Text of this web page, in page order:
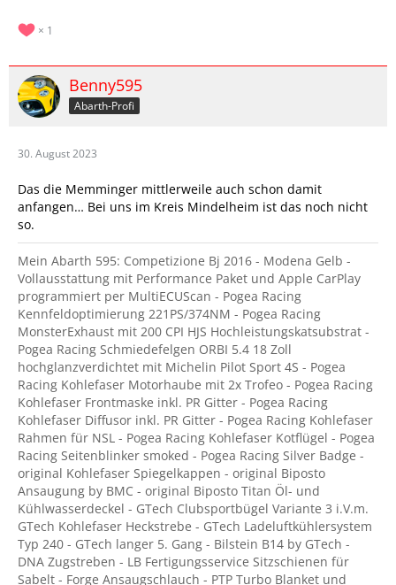
1
Benny595
Abarth-Profi
30. August 2023
Das die Memminger mittlerweile auch schon damit
anfangen… Bei uns im Kreis Mindelheim ist das noch nicht
so.
Mein Abarth 595: Competizione Bj 2016 - Modena Gelb -
Vollausstattung mit Performance Paket und Apple CarPlay
programmiert per MultiECUScan - Pogea Racing
Kennfeldoptimierung 221PS/374NM - Pogea Racing
MonsterExhaust mit 200 CPI HJS Hochleistungskatsubstrat -
Pogea Racing Schmiedefelgen ORBI 5.4 18 Zoll
hochglanzverdichtet mit Michelin Pilot Sport 4S - Pogea
Racing Kohlefaser Motorhaube mit 2x Trofeo - Pogea Racing
Kohlefaser Frontmaske inkl. PR Gitter - Pogea Racing
Kohlefaser Diffusor inkl. PR Gitter - Pogea Racing Kohlefaser
Rahmen für NSL - Pogea Racing Kohlefaser Kotflügel - Pogea
Racing Seitenblinker smoked - Pogea Racing Silver Badge -
original Kohlefaser Spiegelkappen - original Biposto
Ansaugung by BMC - original Biposto Titan Öl- und
Kühlwasserdeckel - GTech Clubsportbügel Variante 3 i.V.m.
GTech Kohlefaser Heckstrebe - GTech Ladeluftkühlersystem
Typ 240 - GTech langer 5. Gang - Bilstein B14 by GTech -
DNA Zugstreben - LB Fertigungsservice Sitzschienen für
Sabelt - Forge Ansaugschlauch - PTP Turbo Blanket und